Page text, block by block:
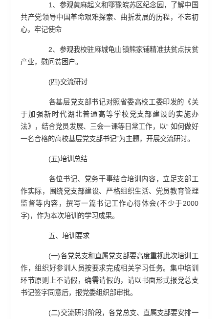
1、参观黄麻起义和鄂豫皖苏区纪念园，了解中国
共产党领导中国革命艰难探索、曲折发展的历程，不忘初
心，牢记使命
2、参观我校驻麻城龟山镇熊家铺精准扶贫点扶贫
产业，慰问贫困户。
(四)交流研讨
各基层党支部书记对照省委高校工委印发的《关
于加强新时代湖北普通高等学校党支部建设的实施办
法》，结合党员发展、三会一课等日常工作，以“ 如何做好
一名合格的高校基层党支部书记”为主题，开展交流研讨。
(五)培训总结
各位书记、党务干事结合培训内容，立足支部工
作实际，围绕党支部建设、严格组织生活、党员教育管理
监督等内容，撰写一篇书记工作心得体会(不少于2000
字)，作为本次培训的学习成果。
五、培训要求
(一)各党总支和直属党支部要高度重视此次培训工
作，组织好参训人员按要求完成相关学习任务。集中培训
环节原则上不请假，确需请假的，请以书面形式报党总支
书记签字同意后，报党委组织部审批。
(二)交流研讨阶段，各党总支、直属支部要安排一